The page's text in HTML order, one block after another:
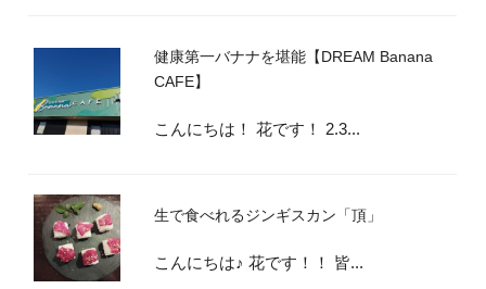
健康第一バナナを堪能【DREAM Banana
CAFE】
こんにちは！ 花です！ 2.3...
生で食べれるジンギスカン「頂」
こんにちは♪ 花です！！ 皆...